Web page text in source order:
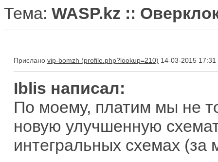
Тема: WASP.kz ::
Прислано vip-bomzh 14-03-2015 17:31
Iblis написал:
По моему, платим мы не
новую улучшенную
интегральных схемах (за